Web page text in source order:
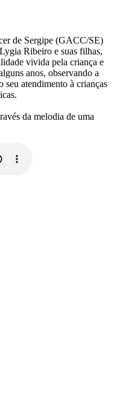
de Sergipe (GACC/SE)
Ribeiro e suas filhas,
vivida pela criança e
anos, observando a
atendimento à crianças
da melodia de uma